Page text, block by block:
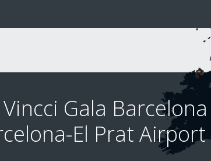
Gala Barcelona
El Prat Airport